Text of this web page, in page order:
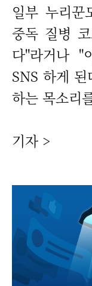
일부 누리꾼
중독 질병
다"라거나 "
SNS 하게
하는
기자 >